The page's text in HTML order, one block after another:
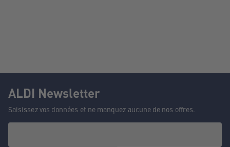
ALDI Newsletter
Saisissez vos données et ne manquez aucune de nos offres.